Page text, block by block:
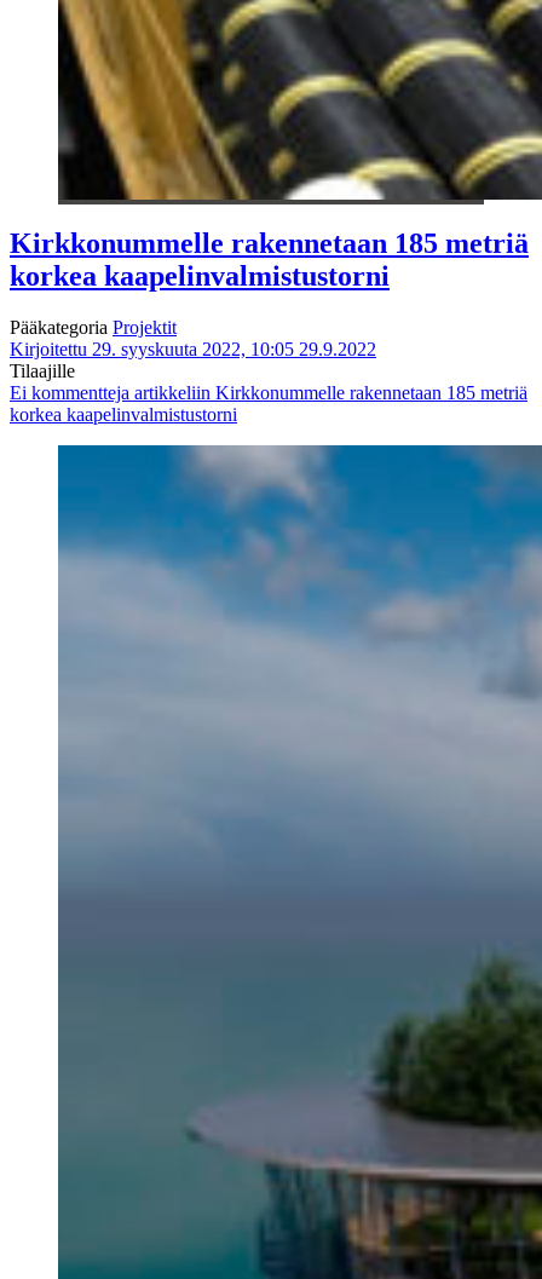
Kirkkonummelle rakennetaan 185 metriä
korkea kaapelinvalmistustorni
Pääkategoria Projektit
Kirjoitettu 29. syyskuuta 2022, 10:05 29.9.2022
Tilaajille
Ei kommentteja artikkeliin Kirkkonummelle rakennetaan 185 metriä
korkea kaapelinvalmistustorni